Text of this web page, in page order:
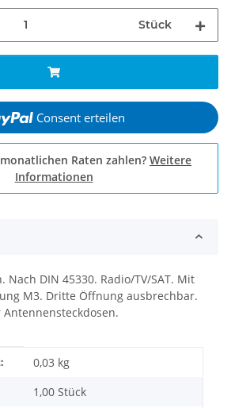
Stück
Consent erteilen
Raten zahlen? Weitere
Informationen
Nach DIN 45330. Radio/TV/SAT. Mit
M3. Dritte Öffnung ausbrechbar.
0,03 kg
1,00 Stück